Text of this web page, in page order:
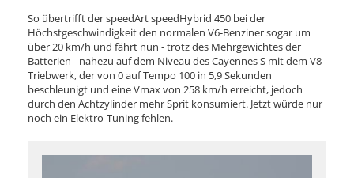
So übertrifft der speedArt speedHybrid 450 bei der
Höchstgeschwindigkeit den normalen V6-Benziner sogar um
über 20 km/h und fährt nun - trotz des Mehrgewichtes der
Batterien - nahezu auf dem Niveau des Cayennes S mit dem V8-
Triebwerk, der von 0 auf Tempo 100 in 5,9 Sekunden
beschleunigt und eine Vmax von 258 km/h erreicht, jedoch
durch den Achtzylinder mehr Sprit konsumiert. Jetzt würde nur
noch ein Elektro-Tuning fehlen.